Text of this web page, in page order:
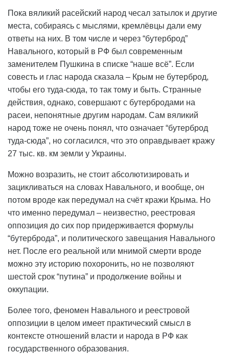
Пока вяликий расейский народ чесал затылок и другие
места, собираясь с мыслями, кремлёвцы дали ему
ответы на них. В том числе и через “бутерброд”
Навального, который в РФ был современным
заменителем Пушкина в списке “наше всё”. Если
совесть и глас народа сказала – Крым не бутерброд,
чтобы его туда-сюда, то так тому и быть. Странные
действия, однако, совершают с бутербродами на
расеи, непонятные другим народам. Сам вяликий
народ тоже не очень понял, что означает “бутерброд
туда-сюда”, но согласился, что это оправдывает кражу
27 тыс. кв. км земли у Украины.
Можно возразить, не стоит абсолютизировать и
зацикливаться на словах Навального, и вообще, он
потом вроде как передумал на счёт кражи Крыма. Но
что именно передумал – неизвестно, реестровая
оппозиция до сих пор придерживается формулы
“бутерброда”, и политического завещания Навального
нет. После его реальной или мнимой смерти вроде
можно эту историю похоронить, но не позволяют
шестой срок “путина” и продолжение войны и
оккупации.
Более того, феномен Навального и реестровой
оппозиции в целом имеет практический смысл в
контексте отношений власти и народа в РФ как
государственного образования.